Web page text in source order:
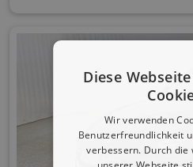
Diese
Wir verwenden
Benutzerfreundlichkeit
verbessern. Durch die